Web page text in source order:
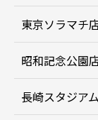
東京ソラマチ
昭和記念公園
長崎スタジア